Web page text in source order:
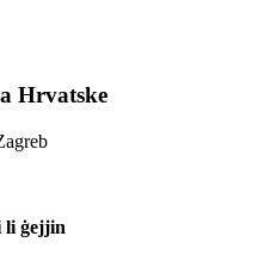
Hrvatske
li ġejjin